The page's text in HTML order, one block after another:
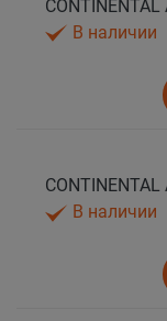
В наличии
В наличии